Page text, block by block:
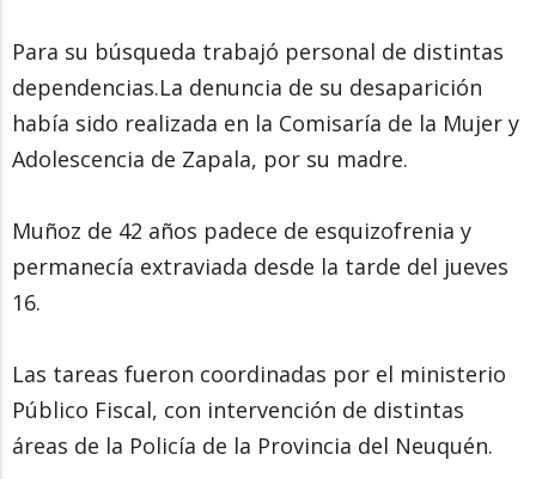
Para su búsqueda trabajó personal de distintas
dependencias.La denuncia de su desaparición
había sido realizada en la Comisaría de la Mujer y
Adolescencia de Zapala, por su madre.
Muñoz de 42 años padece de esquizofrenia y
permanecía extraviada desde la tarde del jueves
16.
Las tareas fueron coordinadas por el ministerio
Público Fiscal, con intervención de distintas
áreas de la Policía de la Provincia del Neuquén.